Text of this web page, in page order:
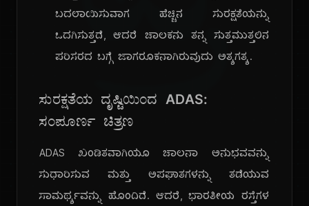
ಬದಲಾಯಿಸುವಾಗ ಹೆಚ್ಚಿನ ಸುರಕ್ಷತೆಯನ್ನು
ಒದಗಿಸುತ್ತದೆ, ಆದರೆ ಚಾಲಕನು ತನ್ನ ಸುತ್ತಮುತ್ತಲಿನ
ಪರಿಸರದ ಬಗ್ಗೆ ಜಾಗರೂಕನಾಗಿರುವುದು ಅತ್ಯಗತ್ಯ.
ಸುರಕ್ಷತೆಯ ದೃಷ್ಟಿಯಿಂದ ADAS:
ಸಂಪೂರ್ಣ ಚಿತ್ರಣ
ADAS ಖಂಡಿತವಾಗಿಯೂ ಚಾಲನಾ ಅನುಭವವನ್ನು
ಸುಧಾರಿಸುವ ಮತ್ತು ಅಪಘಾತಗಳನ್ನು ತಡೆಯುವ
ಸಾಮರ್ಥ್ಯವನ್ನು ಹೊಂದಿದೆ. ಆದರೆ, ಭಾರತೀಯ ರಸ್ತೆಗಳ